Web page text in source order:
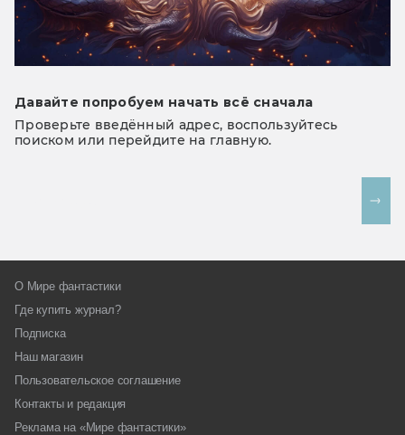
Давайте попробуем начать всё сначала
Проверьте введённый адрес, воспользуйтесь
поиском или перейдите на главную.
О Мире фантастики
Где купить журнал?
Подписка
Наш магазин
Пользовательское соглашение
Контакты и редакция
Реклама на «Мире фантастики»